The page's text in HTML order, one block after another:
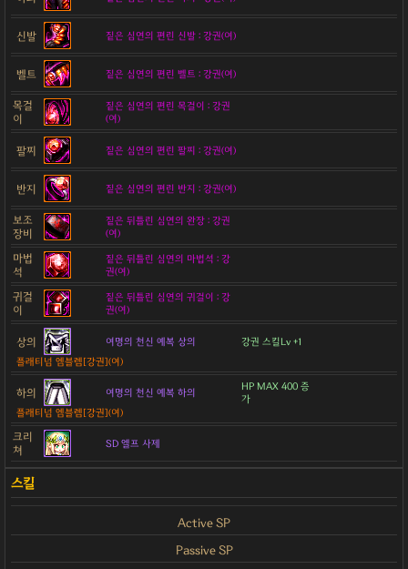
신발 짙은 심연의 편린 신발 : 강권(여)
벨트 짙은 심연의 편린 벨트 : 강권(여)
목걸
이
짙은 심연의 편린 목걸이 : 강권
(여)
팔찌 짙은 심연의 편린 팔찌 : 강권(여)
반지 짙은 심연의 편린 반지 : 강권(여)
보조
장비
짙은 뒤틀린 심연의 완장 : 강권
(여)
마법
석
짙은 뒤틀린 심연의 마법석 : 강
권(여)
귀걸
이
짙은 뒤틀린 심연의 귀걸이 : 강
권(여)
상의 여명의 천신 예복 상의
강권 스킬Lv +1
플래티넘 엠블렘[강권](여)
하의 여명의 천신 예복 하의
HP MAX 400 증
가
플래티넘 엠블렘[강권](여)
크리
쳐
SD 엘프 사제
Active SP
Passive SP